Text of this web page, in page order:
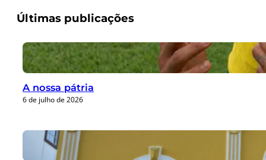
Últimas publicações
A nossa pátria
6 de julho de 2026